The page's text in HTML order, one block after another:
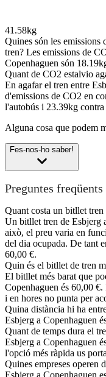
41.58kg
Quines són les emissions
tren? Les emissions de
Copenhaguen són
Quant de CO2 estalvio
En agafar el tren entre
d'emissions de CO2 en
l'autobús i 23.39kg contra
Alguna cosa que podem
Fes-nos-ho saber!
Preguntes freqüents
Quant costa un bitllet
Un bitllet tren de Esbjerg
això, el preu varia en
del dia ocupada. De tant
60,00 €.
Quin és el bitllet de tren
El bitllet més barat que
Copenhaguen és 60,00
i en hores no punta per
Quina distància hi ha
Esbjerg a Copenhaguen
Quant de temps dura el
Esbjerg a Copenhaguen
l'opció més ràpida us
Quines empreses operen